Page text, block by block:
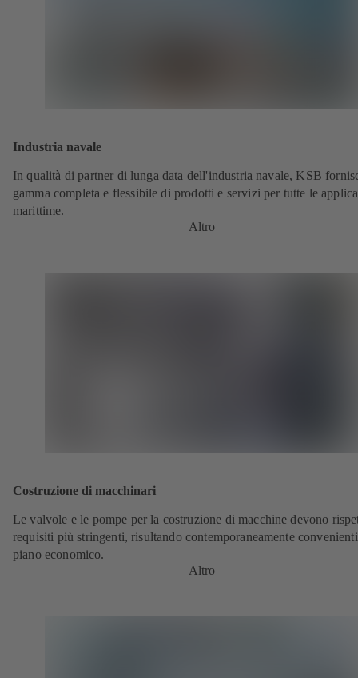
Industria navale
In qualità di partner di lunga data dell'industria navale, KSB
gamma completa e flessibile di prodotti e servizi per tutte le
marittime.
Altro
Costruzione di macchinari
Le valvole e le pompe per la costruzione di macchine devono
requisiti più stringenti, risultando contemporaneamente
piano economico.
Altro